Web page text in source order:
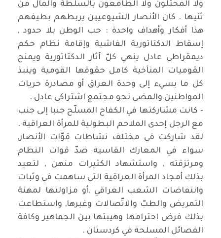
ولا المحتلون ولا الطامعون بالسلطة والمال من
ثنيها . كان الأنصار الشيوعيين يربطهم بطيفهم
هذا أفكار وأهداف واحدة : حب الوطن بلا حدود ,
إسقاط الدكتاتورية الفاشية وإقامة نظام حكم
ديمقراطي عادل ينهي كلّ آثار الدكتاتورية ويمنح
القوميات المتآخية كامل حقوقها القومية وينبذ
كل ما يسيء إلى وحدة العراق أو مصادرة حريات
المواطنين والمضي نحو مجتمع اشتراكي عادل .
- كانت مشاركتها في الكفاح المسلّح جنبا إلى جنب
مع الرجل إحدى الملاحم البطولية للمرأة العراقية .
لقد شاركت في مختلف نشاطات قوّات الأنصار,
سواء في المعارك القاسية ضدّ قوات النظام
ومرتزقته , واستشهاد الكثيرات منهن , لتعيد
بذلك أمجاد المرأة العراقية التي ساهمت في وثبات
وانتفاضات الشعب العراقي ,أو مزاولتها لمهنة
التمريض والطبّ والاتّصالات وغيرها, واستطاعت
بذلك فرض احترامها وهيبتها بين الجماهير وكافة
الفصائل المسلحة في كردستان .